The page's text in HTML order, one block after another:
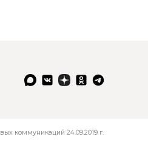
коммуникаций 24.09.2019 г.